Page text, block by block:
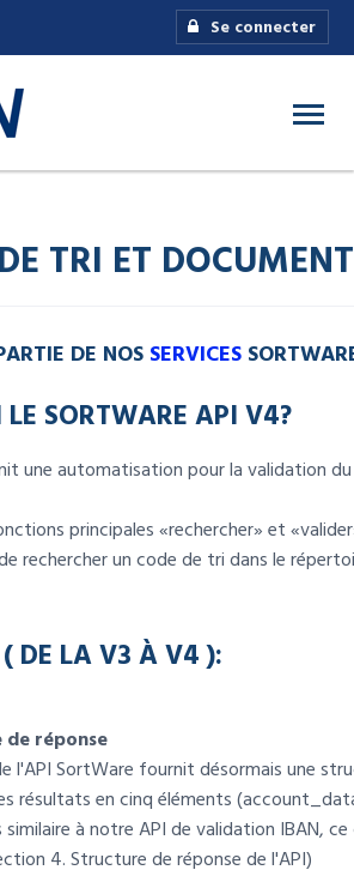
Se connecter
TRI ET
DE NOS SERVICES
LE SORTWARE API V4?
une automatisation pour la validation
principales «rechercher» et
rechercher un code de tri dans le
DE LA V3 À V4 ):
réponse
l'API SortWare fournit désormais une
résultats en cinq éléments
à notre API de validation IBAN,
4. Structure de réponse de l'API)